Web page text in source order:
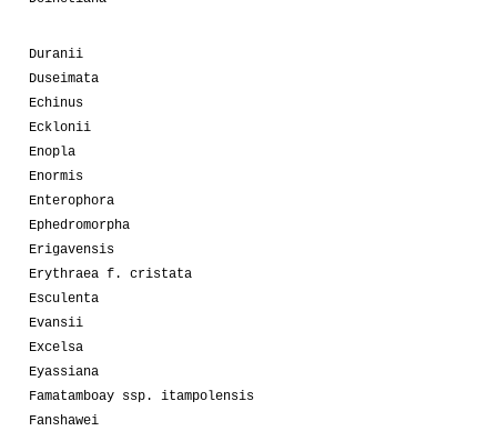
Duranii
Duseimata
Echinus
Ecklonii
Enopla
Enormis
Enterophora
Ephedromorpha
Erigavensis
Erythraea f. cristata
Esculenta
Evansii
Excelsa
Eyassiana
Famatamboay ssp. itampolensis
Fanshawei